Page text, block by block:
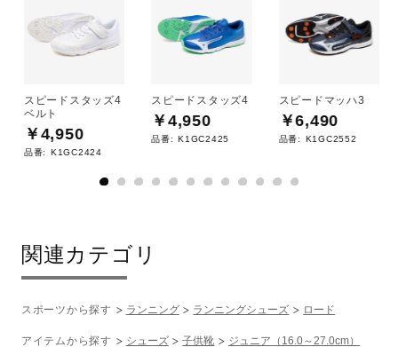
スピードスタッズ4
ベルト
￥4,950
品番: K1GC2424
スピードスタッズ4
￥4,950
品番: K1GC2425
スピードマッハ3
￥6,490
品番: K1GC2552
関連カテゴリ
スポーツから探す ランニング ランニングシューズ ロード
アイテムから探す シューズ 子供靴 ジュニア（16.0～27.0cm）